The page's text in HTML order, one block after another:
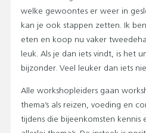
welke gewoontes er weer in
kan je ook stappen zetten. Ik
eten en koop nu vaker
leuk. Als je dan iets vindt, is het
bijzonder. Veel leuker dan iets
Alle workshopleiders gaan
thema’s als reizen, voeding en
tijdens die bijeenkomsten kennis